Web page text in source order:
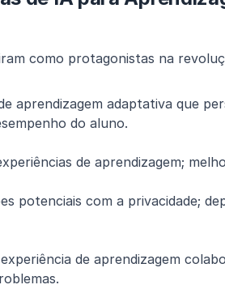
como protagonistas na
aprendizagem adaptativa que
do aluno.
de aprendizagem;
de aprendizagem